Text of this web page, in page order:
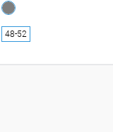
48-52